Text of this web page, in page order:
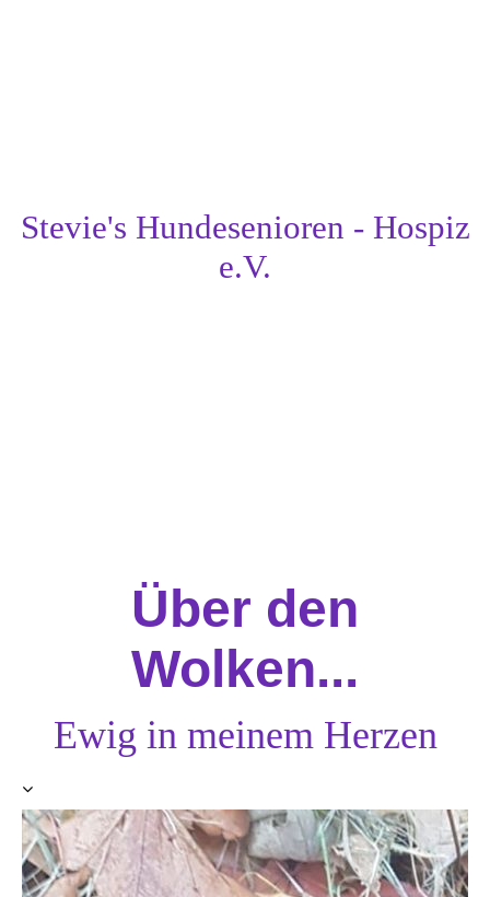
Stevie's Hundesenioren - Hospiz
e.V.
Über den
Wolken...
Ewig in meinem Herzen